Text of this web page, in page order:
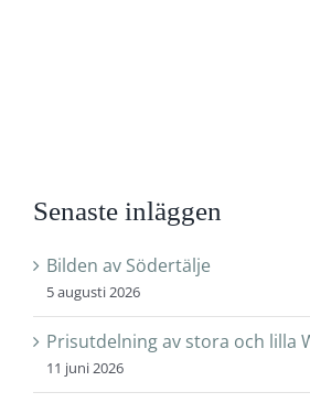
Senaste inläggen
Bilden av Södertälje
5 augusti 2026
Prisutdelning av stora och lilla
11 juni 2026